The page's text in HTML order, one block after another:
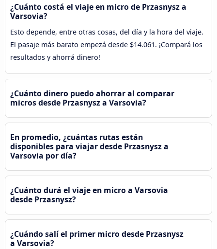
¿Cuánto costá el viaje en micro de Przasnysz a
Varsovia?
Esto depende, entre otras cosas, del día y la hora del viaje.
El pasaje más barato empezá desde $14.061. ¡Compará los
resultados y ahorrá dinero!
¿Cuánto dinero puedo ahorrar al comparar
micros desde Przasnysz a Varsovia?
En promedio, ¿cuántas rutas están
disponibles para viajar desde Przasnysz a
Varsovia por día?
¿Cuánto durá el viaje en micro a Varsovia
desde Przasnysz?
¿Cuándo salí el primer micro desde Przasnysz
a Varsovia?